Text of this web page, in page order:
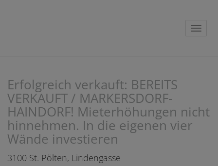
Erfolgreich verkauft: BEREITS
VERKAUFT / MARKERSDORF-
HAINDORF! Mieterhöhungen nicht
hinnehmen. In die eigenen vier
Wände investieren
3100 St. Pölten, Lindengasse